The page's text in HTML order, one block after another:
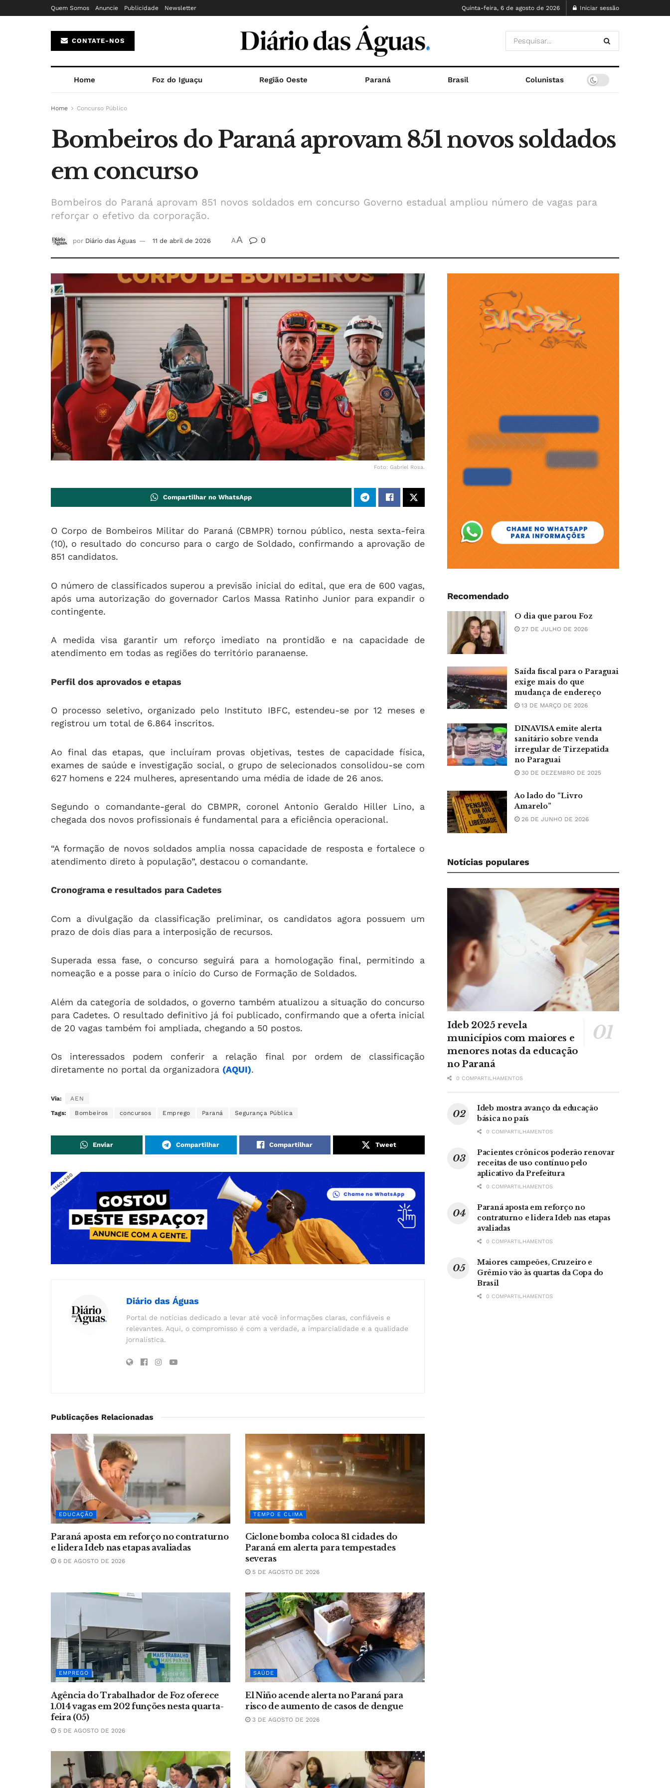
Quem Somos Anuncie Publicidade Newsletter Quinta-feira, 6 de agosto de 2026 Iniciar sessão
CONTATE-NOS
Home Foz do Iguaçu Região Oeste Paraná Brasil Colunistas
Home Concurso Público
Bombeiros do Paraná aprovam 851 novos soldados
em concurso
Bombeiros do Paraná aprovam 851 novos soldados em concurso Governo estadual ampliou número de vagas para
reforçar o efetivo da corporação.
por Diário das Águas 11 de abril de 2026 AA 0
Foto: Gabriel Rosa.
Compartilhar no WhatsApp
O Corpo de Bombeiros Militar do Paraná (CBMPR) tornou público, nesta sexta-feira
(10), o resultado do concurso para o cargo de Soldado, confirmando a aprovação de
851 candidatos.
O número de classificados superou a previsão inicial do edital, que era de 600 vagas,
após uma autorização do governador Carlos Massa Ratinho Junior para expandir o
contingente.
A medida visa garantir um reforço imediato na prontidão e na capacidade de
atendimento em todas as regiões do território paranaense.
Perfil dos aprovados e etapas
O processo seletivo, organizado pelo Instituto IBFC, estendeu-se por 12 meses e
registrou um total de 6.864 inscritos.
Ao final das etapas, que incluíram provas objetivas, testes de capacidade física,
exames de saúde e investigação social, o grupo de selecionados consolidou-se com
627 homens e 224 mulheres, apresentando uma média de idade de 26 anos.
Segundo o comandante-geral do CBMPR, coronel Antonio Geraldo Hiller Lino, a
chegada dos novos profissionais é fundamental para a eficiência operacional.
“A formação de novos soldados amplia nossa capacidade de resposta e fortalece o
atendimento direto à população”, destacou o comandante.
Cronograma e resultados para Cadetes
Com a divulgação da classificação preliminar, os candidatos agora possuem um
prazo de dois dias para a interposição de recursos.
Superada essa fase, o concurso seguirá para a homologação final, permitindo a
nomeação e a posse para o início do Curso de Formação de Soldados.
Além da categoria de soldados, o governo também atualizou a situação do concurso
para Cadetes. O resultado definitivo já foi publicado, confirmando que a oferta inicial
de 20 vagas também foi ampliada, chegando a 50 postos.
Os interessados podem conferir a relação final por ordem de classificação
diretamente no portal da organizadora (AQUI).
Via: AEN
Tags: Bombeiros concursos Emprego Paraná Segurança Pública
Enviar Compartilhar Compartilhar Tweet
Diário das Águas
Portal de notícias dedicado a levar até você informações claras, confiáveis e
relevantes. Aqui, o compromisso é com a verdade, a imparcialidade e a qualidade
jornalística.
Publicações Relacionadas
EDUCAÇÃO
Paraná aposta em reforço no contraturno
e lidera Ideb nas etapas avaliadas
6 DE AGOSTO DE 2026
TEMPO E CLIMA
Ciclone bomba coloca 81 cidades do
Paraná em alerta para tempestades
severas
5 DE AGOSTO DE 2026
EMPREGO
Agência do Trabalhador de Foz oferece
1.014 vagas em 202 funções nesta quarta-
feira (05)
5 DE AGOSTO DE 2026
SAÚDE
El Niño acende alerta no Paraná para
risco de aumento de casos de dengue
3 DE AGOSTO DE 2026
Recomendado
O dia que parou Foz
27 DE JULHO DE 2026
Saída fiscal para o Paraguai
exige mais do que
mudança de endereço
13 DE MARÇO DE 2026
DINAVISA emite alerta
sanitário sobre venda
irregular de Tirzepatida
no Paraguai
30 DE DEZEMBRO DE 2025
Ao lado do “Livro
Amarelo”
26 DE JUNHO DE 2026
Notícias populares
Ideb 2025 revela
municípios com maiores e
menores notas da educação
no Paraná
0 COMPARTILHAMENTOS
Ideb mostra avanço da educação
básica no país
0 COMPARTILHAMENTOS
Pacientes crônicos poderão renovar
receitas de uso contínuo pelo
aplicativo da Prefeitura
0 COMPARTILHAMENTOS
Paraná aposta em reforço no
contraturno e lidera Ideb nas etapas
avaliadas
0 COMPARTILHAMENTOS
Maiores campeões, Cruzeiro e
Grêmio vão às quartas da Copa do
Brasil
0 COMPARTILHAMENTOS